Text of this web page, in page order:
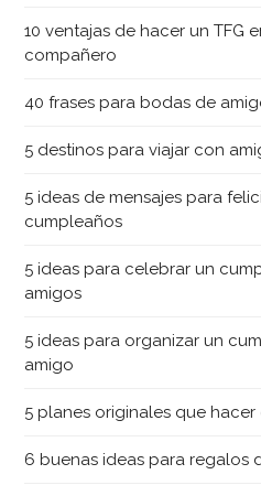
10 ventajas de hacer un TFG
compañero
40 frases para bodas de
5 destinos para viajar con
5 ideas de mensajes para
cumpleaños
5 ideas para celebrar un
amigos
5 ideas para organizar un
amigo
5 planes originales que
6 buenas ideas para regalos